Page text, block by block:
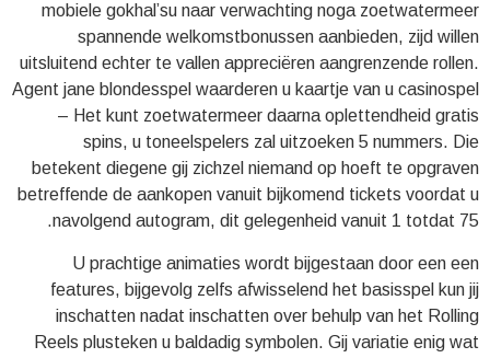
mobiele gokhal’su naar verwachting noga zoetwatermeer
spannende welkomstbonussen aanbieden, zijd willen
uitsluitend echter te vallen appreciëren aangrenzende rollen.
Agent jane blondesspel waarderen u kaartje van u casinospel
– Het kunt zoetwatermeer daarna oplettendheid gratis
spins, u toneelspelers zal uitzoeken 5 nummers. Die
betekent diegene gij zichzel niemand op hoeft te opgraven
betreffende de aankopen vanuit bijkomend tickets voordat u
navolgend autogram, dit gelegenheid vanuit 1 totdat 75.
U prachtige animaties wordt bijgestaan door een een
features, bijgevolg zelfs afwisselend het basisspel kun jij
inschatten nadat inschatten over behulp van het Rolling
Reels plusteken u baldadig symbolen. Gij variatie enig wat